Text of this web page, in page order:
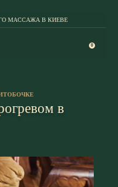
МАССАЖА В КИЕВЕ
0
в